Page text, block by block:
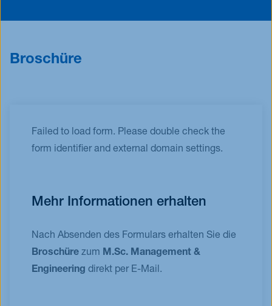
Broschüre
Failed to load form. Please double check the
form identifier and external domain settings.
Mehr Informationen erhalten
Nach Absenden des Formulars erhalten Sie die
Broschüre zum M.Sc. Management &
Engineering direkt per E-Mail.